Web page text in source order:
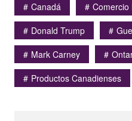
Canadá
Comercio
Donald Trump
Mark Carney
Productos Canadienses